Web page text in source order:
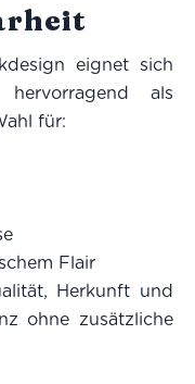
eignet sich
als
für:
Flair
Herkunft und
ohne zusätzliche